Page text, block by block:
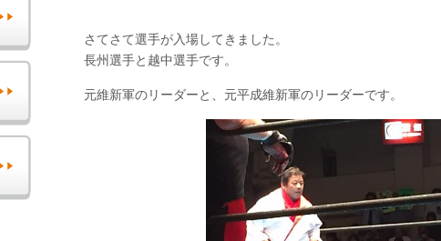
さてさて選手が入場してきました。
長州選手と越中選手です。
元維新軍のリーダーと、元平成維新軍のリーダーです。